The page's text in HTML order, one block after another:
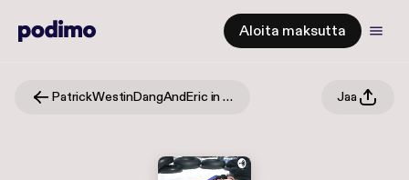
Aloita maksutta
PatrickWestinDangAndEric in the Morning Jaa